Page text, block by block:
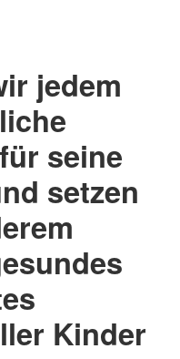
jedem
seine
setzen
Kinder